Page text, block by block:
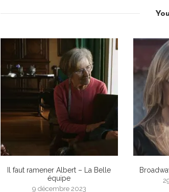
Il faut ramener Albert – La Belle
équipe
9 décembre 2023